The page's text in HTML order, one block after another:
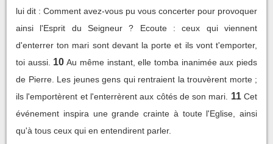
lui dit : Comment avez-vous pu vous concerter pour provoquer
ainsi l'Esprit du Seigneur ? Ecoute : ceux qui viennent
d'enterrer ton mari sont devant la porte et ils vont t'emporter,
toi aussi. 10 Au même instant, elle tomba inanimée aux pieds
de Pierre. Les jeunes gens qui rentraient la trouvèrent morte ;
ils l'emportèrent et l'enterrèrent aux côtés de son mari.
11 Cet
événement inspira une grande crainte à toute l'Eglise, ainsi
qu'à tous ceux qui en entendirent parler.